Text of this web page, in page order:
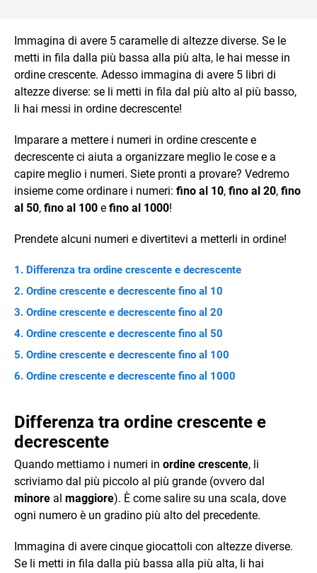
Immagina di avere 5 caramelle di altezze diverse. Se le
metti in fila dalla più bassa alla più alta, le hai messe in
ordine crescente. Adesso immagina di avere 5 libri di
altezze diverse: se li metti in fila dal più alto al più basso,
li hai messi in ordine decrescente!
Imparare a mettere i numeri in ordine crescente e
decrescente ci aiuta a organizzare meglio le cose e a
capire meglio i numeri. Siete pronti a provare? Vedremo
insieme come ordinare i numeri: fino al 10, fino al 20, fino
al 50, fino al 100 e fino al 1000!
Prendete alcuni numeri e divertitevi a metterli in ordine!
Differenza tra ordine crescente e decrescente
Ordine crescente e decrescente fino al 10
Ordine crescente e decrescente fino al 20
Ordine crescente e decrescente fino al 50
Ordine crescente e decrescente fino al 100
Ordine crescente e decrescente fino al 1000
Differenza tra ordine crescente e
decrescente
Quando mettiamo i numeri in ordine crescente, li
scriviamo dal più piccolo al più grande (ovvero dal
minore al maggiore). È come salire su una scala, dove
ogni numero è un gradino più alto del precedente.
Immagina di avere cinque giocattoli con altezze diverse.
Se li metti in fila dalla più bassa alla più alta, li hai